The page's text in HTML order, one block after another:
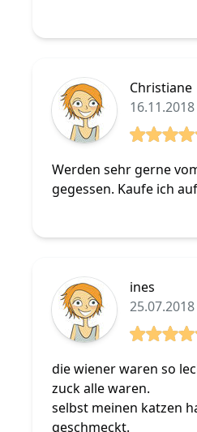
Christiane
16.11.2018
Werden sehr gerne
gegessen. Kaufe ich
ines
25.07.2018
die wiener waren so
zuck alle waren.
selbst meinen katzen
geschmeckt.